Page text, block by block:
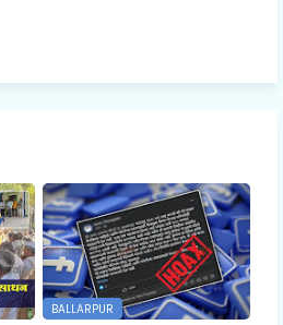
BALLARPUR